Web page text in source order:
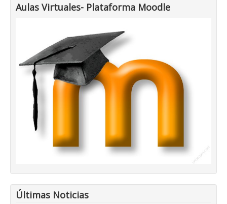
Aulas Virtuales- Plataforma Moodle
Últimas Noticias